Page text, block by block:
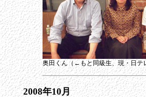
奥田くん（←もと同級生、現・日テ
2008年10月